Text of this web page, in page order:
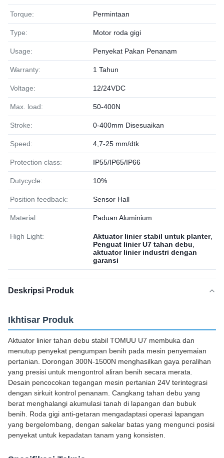
Torque: Permintaan
Type: Motor roda gigi
Usage: Penyekat Pakan Penanam
Warranty: 1 Tahun
Voltage: 12/24VDC
Max. load: 50-400N
Stroke: 0-400mm Disesuaikan
Speed: 4,7-25 mm/dtk
Protection class: IP55/IP65/IP66
Dutycycle: 10%
Position feedback: Sensor Hall
Material: Paduan Aluminium
High Light: Aktuator linier stabil untuk planter,
Penguat linier U7 tahan debu
aktuator linier industri dengan
garansi
Deskripsi Produk
Ikhtisar Produk
Aktuator linier tahan debu stabil TOMUU U7 membuka dan
menutup penyekat pengumpan benih pada mesin penyemaian
pertanian. Dorongan 300N-1500N menghasilkan gaya peralihan
yang presisi untuk mengontrol aliran benih secara merata.
Desain pencocokan tegangan mesin pertanian 24V terintegrasi
dengan sirkuit kontrol penanam. Cangkang tahan debu yang
berat menghalangi akumulasi tanah di lapangan dan bubuk
benih. Roda gigi anti-getaran mengadaptasi operasi lapangan
yang bergelombang, dengan sakelar batas yang mengunci posisi
penyekat untuk kepadatan tanam yang konsisten.